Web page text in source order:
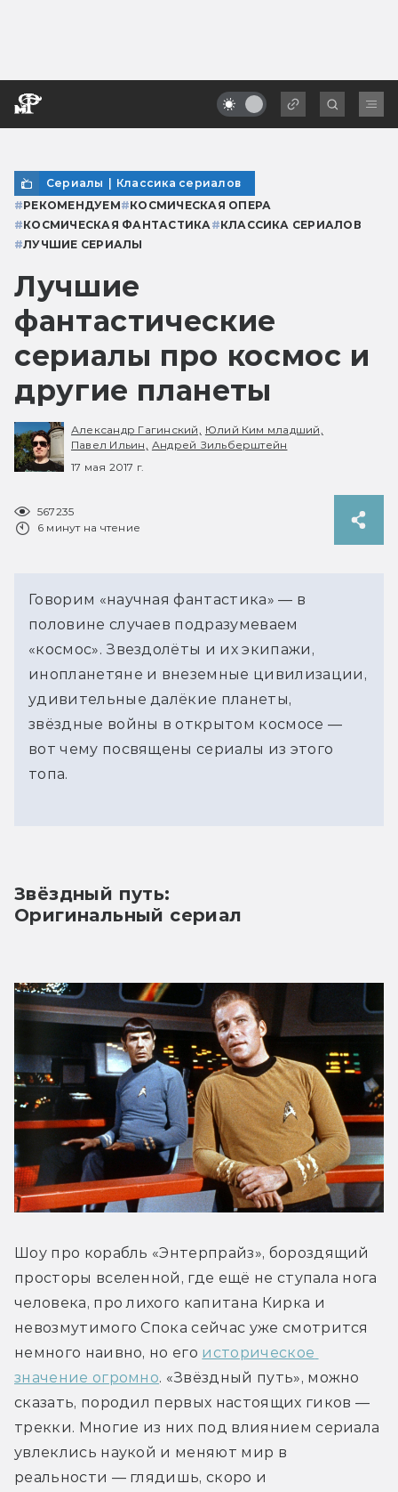
Сериалы | Классика сериалов
#РЕКОМЕНДУЕМ#КОСМИЧЕСКАЯ ОПЕРА
#КОСМИЧЕСКАЯ ФАНТАСТИКА #КЛАССИКА СЕРИАЛОВ
#ЛУЧШИЕ СЕРИАЛЫ
Лучшие
фантастические
сериалы про космос и
другие планеты
Александр Гагинский,
Юлий Ким младший,
Павел Ильин,
Андрей Зильберштейн
17 мая 2017 г.
567235
6 минут на чтение
Говорим «научная фантастика» — в
половине случаев подразумеваем
«космос». Звездолёты и их экипажи,
инопланетяне и внеземные цивилизации,
удивительные далёкие планеты,
звёздные войны в открытом космосе —
вот чему посвящены сериалы из этого
топа.
Звёздный путь:
Оригинальный сериал
Шоу про корабль «Энтерпрайз», бороздящий
просторы вселенной, где ещё не ступала нога
человека, про лихого капитана Кирка и
невозмутимого Спока сейчас уже смотрится
немного наивно, но его историческое
значение огромно. «Звёздный путь», можно
сказать, породил первых настоящих гиков —
трекки. Многие из них под влиянием сериала
увлеклись наукой и меняют мир в
реальности — глядишь, скоро и